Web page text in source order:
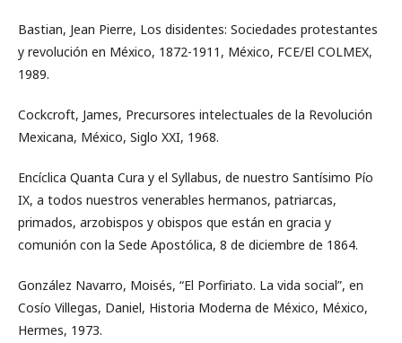
Bastian, Jean Pierre, Los disidentes: Sociedades protestantes
y revolución en México, 1872-1911, México, FCE/El COLMEX,
1989.
Cockcroft, James, Precursores intelectuales de la Revolución
Mexicana, México, Siglo XXI, 1968.
Encíclica Quanta Cura y el Syllabus, de nuestro Santísimo Pío
IX, a todos nuestros venerables hermanos, patriarcas,
primados, arzobispos y obispos que están en gracia y
comunión con la Sede Apostólica, 8 de diciembre de 1864.
González Navarro, Moisés, “El Porfiriato. La vida social”, en
Cosío Villegas, Daniel, Historia Moderna de México, México,
Hermes, 1973.